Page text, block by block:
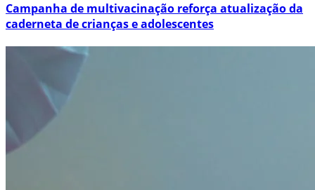
Campanha de multivacinação reforça atualização da
caderneta de crianças e adolescentes